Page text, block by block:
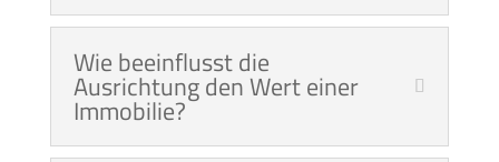
Wie beeinflusst die
Ausrichtung den Wert einer
Immobilie?